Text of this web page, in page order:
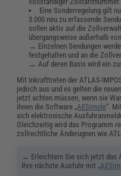
Eine Sonderregelung gilt
3.000 neu zu erfassende
sollen aktiv auf die
übergangsweise außerhalb
→ Einzelnen Sendungen
festgehalten und an die
→ Auf deren Basis wird ein
Mit Inkrafttreten der ATLAS-
jedoch aus und es gelten die
jetzt achten müssen, wenn sie
ihnen die Software „AESimple“.
sich elektronische
Gleichzeitig wird das Programm
zollrechtliche Änderugnen wie
→ Erleichtern Sie sich jetzt das
Ihre nächste Ausfuhr mit „